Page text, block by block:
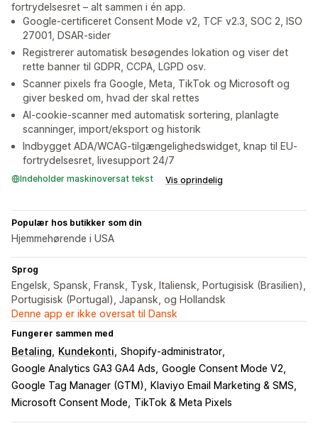
fortrydelsesret – alt sammen i én app.
Google-certificeret Consent Mode v2, TCF v2.3, SOC 2, ISO
27001, DSAR-sider
Registrerer automatisk besøgendes lokation og viser det
rette banner til GDPR, CCPA, LGPD osv.
Scanner pixels fra Google, Meta, TikTok og Microsoft og
giver besked om, hvad der skal rettes
AI-cookie-scanner med automatisk sortering, planlagte
scanninger, import/eksport og historik
Indbygget ADA/WCAG-tilgængelighedswidget, knap til EU-
fortrydelsesret, livesupport 24/7
Indeholder maskinoversat tekst Vis oprindelig
Populær hos butikker som din
Hjemmehørende i USA
Sprog
Engelsk, Spansk, Fransk, Tysk, Italiensk, Portugisisk (Brasilien),
Portugisisk (Portugal), Japansk, og Hollandsk
Denne app er ikke oversat til Dansk
Fungerer sammen med
Betaling Kundekonti Shopify-administrator
Google Analytics GA3 GA4 Ads Google Consent Mode V2
Google Tag Manager (GTM)
Klaviyo Email Marketing & SMS
Microsoft Consent Mode
TikTok & Meta Pixels